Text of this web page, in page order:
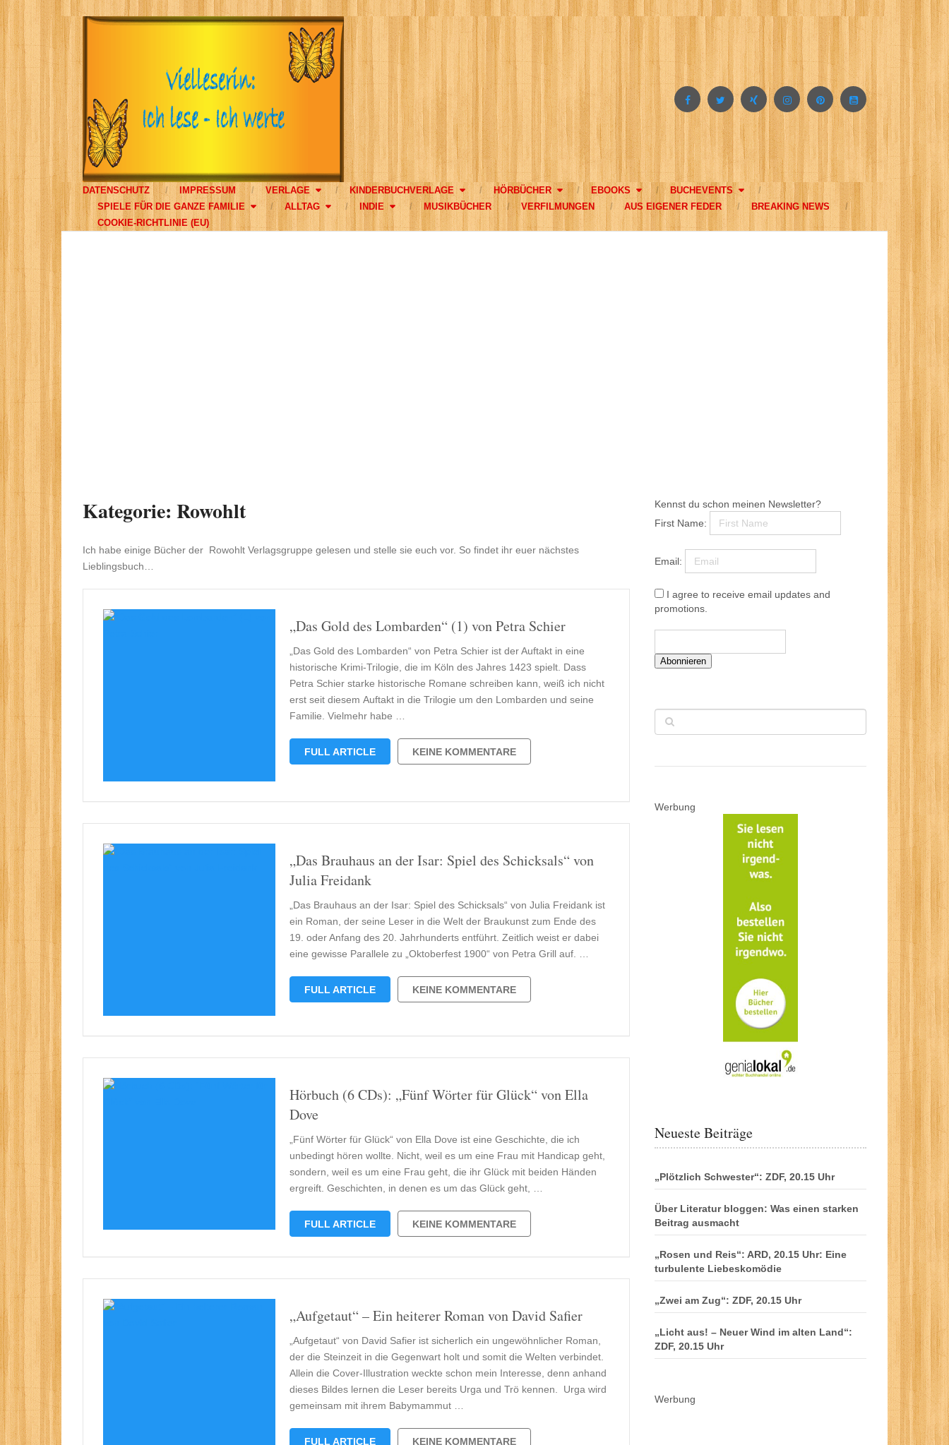
DATENSCHUTZ IMPRESSUM VERLAGE KINDERBUCHVERLAGE HÖRBÜCHER EBOOKS
BUCHEVENTS
SPIELE FÜR DIE GANZE FAMILIE
ALLTAG INDIE MUSIKBÜCHER VERFILMUNGEN AUS EIGENER FEDER
BREAKING NEWS
COOKIE-RICHTLINIE (EU)
Kategorie: Rowohlt
Ich habe einige Bücher der Rowohlt Verlagsgruppe gelesen und stelle sie euch vor. So findet ihr euer nächstes
Lieblingsbuch…
„Das Gold des Lombarden“ (1) von Petra Schier
„Das Gold des Lombarden“ von Petra Schier ist der Auftakt in eine
historische Krimi-Trilogie, die im Köln des Jahres 1423 spielt. Dass
Petra Schier starke historische Romane schreiben kann, weiß ich nicht
erst seit diesem Auftakt in die Trilogie um den Lombarden und seine
Familie. Vielmehr habe …
FULL ARTICLE KEINE KOMMENTARE
„Das Brauhaus an der Isar: Spiel des Schicksals“ von
Julia Freidank
„Das Brauhaus an der Isar: Spiel des Schicksals“ von Julia Freidank ist
ein Roman, der seine Leser in die Welt der Braukunst zum Ende des
19. oder Anfang des 20. Jahrhunderts entführt. Zeitlich weist er dabei
eine gewisse Parallele zu „Oktoberfest 1900“ von Petra Grill auf. …
FULL ARTICLE KEINE KOMMENTARE
Hörbuch (6 CDs): „Fünf Wörter für Glück“ von Ella
Dove
„Fünf Wörter für Glück“ von Ella Dove ist eine Geschichte, die ich
unbedingt hören wollte. Nicht, weil es um eine Frau mit Handicap geht,
sondern, weil es um eine Frau geht, die ihr Glück mit beiden Händen
ergreift. Geschichten, in denen es um das Glück geht, …
FULL ARTICLE KEINE KOMMENTARE
„Aufgetaut“ – Ein heiterer Roman von David Safier
„Aufgetaut“ von David Safier ist sicherlich ein ungewöhnlicher Roman,
der die Steinzeit in die Gegenwart holt und somit die Welten verbindet.
Allein die Cover-Illustration weckte schon mein Interesse, denn anhand
dieses Bildes lernen die Leser bereits Urga und Trö kennen. Urga wird
gemeinsam mit ihrem Babymammut …
FULL ARTICLE KEINE KOMMENTARE
Kennst du schon meinen Newsletter?
First Name:
Email:
I agree to receive email updates and
promotions.
Abonnieren
Werbung
Neueste Beiträge
„Plötzlich Schwester“: ZDF, 20.15 Uhr
Über Literatur bloggen: Was einen starken
Beitrag ausmacht
„Rosen und Reis“: ARD, 20.15 Uhr: Eine
turbulente Liebeskomödie
„Zwei am Zug“: ZDF, 20.15 Uhr
„Licht aus! – Neuer Wind im alten Land“:
ZDF, 20.15 Uhr
Werbung